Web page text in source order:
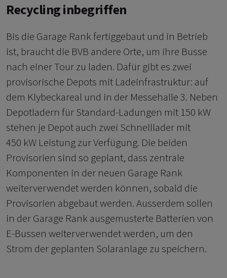
Recycling inbegriffen
Bis die Garage Rank fertiggebaut und in Betrieb
ist, braucht die BVB andere Orte, um ihre Busse
nach einer Tour zu laden. Dafür gibt es zwei
provisorische Depots mit Ladeinfrastruktur: auf
dem Klybeckareal und in der Messehalle 3. Neben
Depotladern für Standard-Ladungen mit 150 kW
stehen je Depot auch zwei Schnelllader mit
450 kW Leistung zur Verfügung. Die beiden
Provisorien sind so geplant, dass zentrale
Komponenten in der neuen Garage Rank
weiterverwendet werden können, sobald die
Provisorien abgebaut werden. Ausserdem sollen
in der Garage Rank ausgemusterte Batterien von
E-Bussen weiterverwendet werden, um den
Strom der geplanten Solaranlage zu speichern.